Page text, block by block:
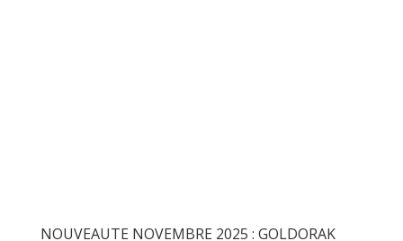
NOUVEAUTE NOVEMBRE 2025 : GOLDORAK